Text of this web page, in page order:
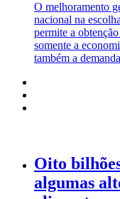
O melhoramento
nacional na
permite a
somente a
também a
Oito
algumas